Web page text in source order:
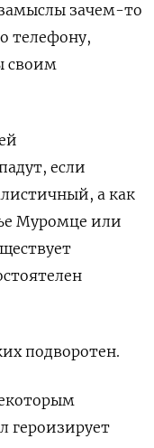
зачем-то
телефону,
своим
если
а как
Муромце или
подворотен.
героизирует